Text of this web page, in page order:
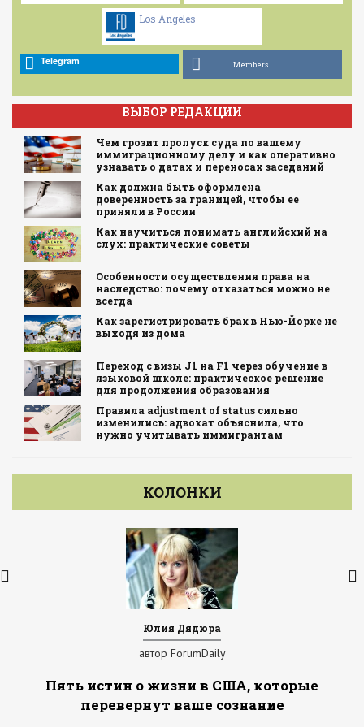
Los Angeles
Telegram Members
ВЫБОР РЕДАКЦИИ
Чем грозит пропуск суда по вашему
иммиграционному делу и как оперативно
узнавать о датах и переносах заседаний
Как должна быть оформлена
доверенность за границей, чтобы ее
приняли в России
Как научиться понимать английский на
слух: практические советы
Особенности осуществления права на
наследство: почему отказаться можно не
всегда
Как зарегистрировать брак в Нью-Йорке не
выходя из дома
Переход с визы J1 на F1 через обучение в
языковой школе: практическое решение
для продолжения образования
Правила adjustment of status сильно
изменились: адвокат объяснила, что
нужно учитывать иммигрантам
КОЛОНКИ
Юлия Дядюра
автор ForumDaily
Пять истин о жизни в США, которые
перевернут ваше сознание